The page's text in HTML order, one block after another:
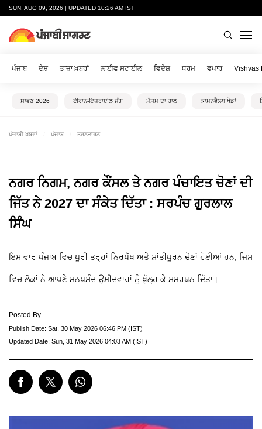
SUN, AUG 09, 2026 | UPDATED 10:26 AM IST
ਪੰਜਾਬ ਦੇਸ਼ ਤਾਜ਼ਾ ਖ਼ਬਰਾਂ ਲਾਈਫ ਸਟਾਈਲ ਵਿਦੇਸ਼ ਧਰਮ ਵਪਾਰ Vishvas
ਸਾਵਣ 2026 ਈਰਾਨ-ਇਜ਼ਰਾਈਲ ਜੰਗ ਮੌਸਮ ਦਾ ਹਾਲ ਕਾਮਨਵੈਲਥ ਖੇਡਾਂ
ਪੰਜਾਬੀ ਖ਼ਬਰਾਂ ਪੰਜਾਬ ਤਰਨਤਾਰਨ
ਨਗਰ ਨਿਗਮ, ਨਗਰ ਕੌਂਸਲ ਤੇ ਨਗਰ ਪੰਚਾਇਤ ਚੋਣਾਂ ਦੀ
ਜਿੱਤ ਨੇ 2027 ਦਾ ਸੰਕੇਤ ਦਿੱਤਾ : ਸਰਪੰਚ ਗੁਰਲਾਲ
ਸਿੰਘ
ਇਸ ਵਾਰ ਪੰਜਾਬ ਵਿਚ ਪੂਰੀ ਤਰ੍ਹਾਂ ਨਿਰਪੱਖ ਅਤੇ ਸ਼ਾਂਤੀਪੂਰਨ ਚੋਣਾਂ ਹੋਈਆਂ ਹਨ, ਜਿਸ
ਵਿਚ ਲੋਕਾਂ ਨੇ ਆਪਣੇ ਮਨਪਸੰਦ ਉਮੀਦਵਾਰਾਂ ਨੂੰ ਖੁੱਲ੍ਹ ਕੇ ਸਮਰਥਨ ਦਿੱਤਾ।
Posted By
Publish Date: Sat, 30 May 2026 06:46 PM (IST)
Updated Date: Sun, 31 May 2026 04:03 AM (IST)